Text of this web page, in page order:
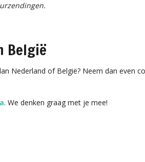
België
Nederland of België? Neem dan even
. We denken graag met je mee!